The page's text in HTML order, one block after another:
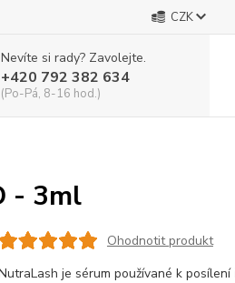
CZK
Nevíte si rady? Zavolejte.
+420 792 382 634
(Po-Pá, 8-16 hod.)
- 3ml
Ohodnotit produkt
je sérum používané k